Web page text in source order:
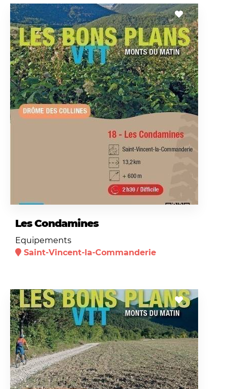
Les Condamines
Equipements
Saint-Vincent-la-Commanderie